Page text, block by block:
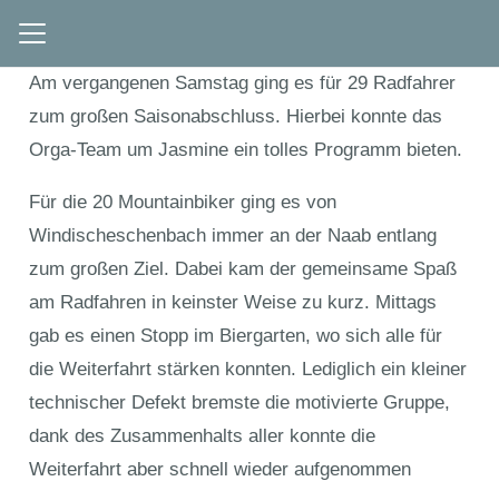
Am vergangenen Samstag ging es für 29 Radfahrer
zum großen Saisonabschluss. Hierbei konnte das
Orga-Team um Jasmine ein tolles Programm bieten.
Für die 20 Mountainbiker ging es von
Windischeschenbach immer an der Naab entlang
zum großen Ziel. Dabei kam der gemeinsame Spaß
am Radfahren in keinster Weise zu kurz. Mittags
gab es einen Stopp im Biergarten, wo sich alle für
die Weiterfahrt stärken konnten. Lediglich ein kleiner
technischer Defekt bremste die motivierte Gruppe,
dank des Zusammenhalts aller konnte die
Weiterfahrt aber schnell wieder aufgenommen